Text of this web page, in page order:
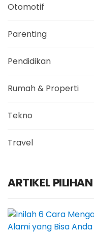
Otomotif
Parenting
Pendidikan
Rumah & Properti
Tekno
Travel
ARTIKEL PILIHAN